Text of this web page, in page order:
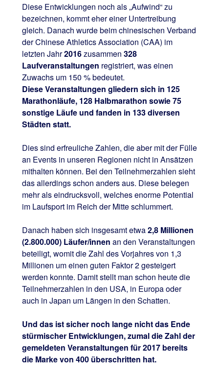
Diese Entwicklungen noch als „Aufwind“ zu
bezeichnen, kommt eher einer Untertreibung
gleich. Danach wurde beim chinesischen Verband
der Chinese Athletics Association (CAA) im
letzten Jahr2016zusammen 328
Laufveranstaltungen registriert, was einen
Zuwachs um 150 % bedeutet.
Diese Veranstaltungen gliedern sich in 125
Marathonläufe, 128 Halbmarathon sowie 75
sonstige Läufe und fanden in 133 diversen
Städten statt.
Dies sind erfreuliche Zahlen, die aber mit der Fülle
an Events in unseren Regionen nicht in Ansätzen
mithalten können. Bei den Teilnehmerzahlen sieht
das allerdings schon anders aus. Diese belegen
mehr als eindrucksvoll, welches enorme Potential
im Laufsport im Reich der Mitte schlummert.
Danach haben sich insgesamt etwa2,8 Millionen
(2.800.000) Läufer/innen an den Veranstaltungen
beteiligt, womit die Zahl des Vorjahres von 1,3
Millionen um einen guten Faktor 2 gesteigert
werden konnte. Damit stellt man schon heute die
Teilnehmerzahlen in den USA, in Europa oder
auch in Japan um Längen in den Schatten.
Und das ist sicher noch lange nicht das Ende
stürmischer Entwicklungen, zumal die Zahl der
gemeldeten Veranstaltungen für 2017 bereits
die Marke von 400 überschritten hat.